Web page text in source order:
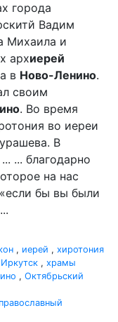
города
Вадим
Михаила и
архиерей
в Ново-Ленино.
своим
. Во время
во иереи
В
... благодарно
на нас
бы вы были
, иерей , хиротония
Иркутск , храмы
, Октябрьский